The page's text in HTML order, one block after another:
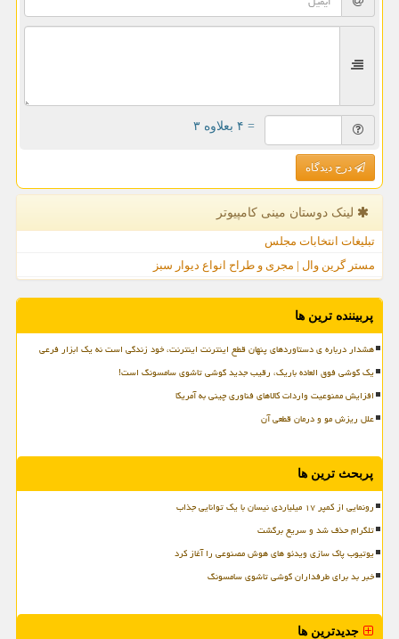
= ۴ بعلاوه ۳
درج دیدگاه
لینک دوستان مینی كامپیوتر
تبلیغات انتخابات مجلس
مستر گرین وال | مجری و طراح انواع دیوار سبز
پربیننده ترین ها
هشدار درباره ی دستاوردهای پنهان قطع اینترنت اینترنت، خود زندگی است نه یک ابزار فرعی
یک گوشی فوق العاده باریک، رقیب جدید گوشی تاشوی سامسونگ است!
افزایش ممنوعیت واردات کالاهای فناوری چینی به آمریکا
علل ریزش مو و درمان قطعی آن
پربحث ترین ها
رونمایی از کمپر ۱۷ میلیاردی نیسان با یک توانایی جذاب
تلگرام حذف شد و سریع برگشت
یوتیوب پاک سازی ویدئو های هوش مصنوعی را آغاز کرد
خبر بد برای طرفداران گوشی تاشوی سامسونگ
جدیدترین ها